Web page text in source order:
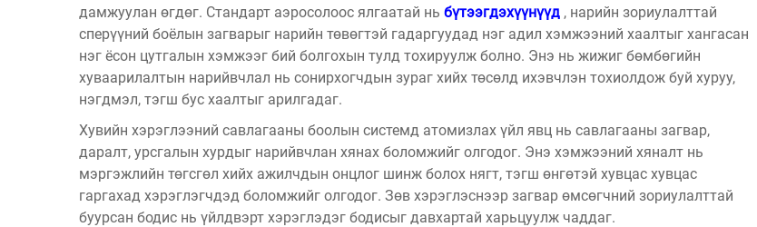
дамжуулан өгдөг. Стандарт аэросолоос ялгаатай нь бүтээгдэхүүнүүд , нарийн зориулалттай
сперүүний боёлын загварыг нарийн төвөгтэй гадаргуудад нэг адил хэмжээний хаалтыг хангасан
нэг ёсон цутгалын хэмжээг бий болгохын тулд тохируулж болно. Энэ нь жижиг бөмбөгийн
хуваарилалтын нарийвчлал нь сонирхогчдын зураг хийх төсөлд ихэвчлэн тохиолдож буй хуруу,
нэгдмэл, тэгш бус хаалтыг арилгадаг.
Хувийн хэрэглээний савлагааны боолын системд атомизлах үйл явц нь савлагааны загвар,
даралт, урсгалын хурдыг нарийвчлан хянах боломжийг олгодог. Энэ хэмжээний хяналт нь
мэргэжлийн төгсгөл хийх ажилчдын онцлог шинж болох нягт, тэгш өнгөтэй хувцас хувцас
гаргахад хэрэглэгчдэд боломжийг олгодог. Зөв хэрэглэснээр загвар өмсөгчний зориулалттай
буурсан бодис нь үйлдвэрт хэрэглэдэг бодисыг давхартай харьцуулж чаддаг.